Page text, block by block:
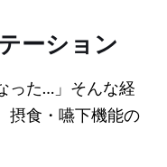
ーション
った…」そんな経
摂食・嚥下機能の